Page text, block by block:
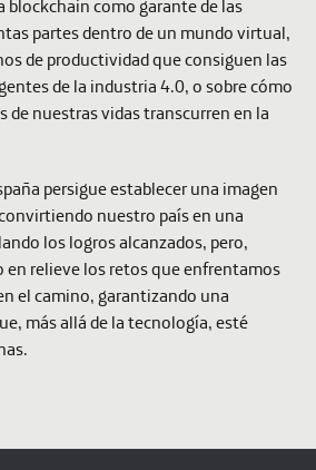
como garante de las
partes dentro de un mundo virtual,
de productividad que consiguen las
de la industria 4.0, o sobre cómo
de nuestras vidas transcurren en la
persigue establecer una imagen
nuestro país en una
los logros alcanzados, pero,
relieve los retos que enfrentamos
el camino, garantizando una
más allá de la tecnología, esté